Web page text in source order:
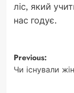
ліс, який
нас годує.
Post
Previous:
Чи існували